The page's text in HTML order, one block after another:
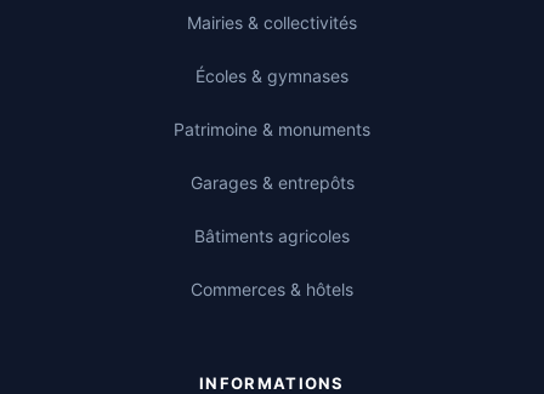
Mairies & collectivités
Écoles & gymnases
Patrimoine & monuments
Garages & entrepôts
Bâtiments agricoles
Commerces & hôtels
INFORMATIONS